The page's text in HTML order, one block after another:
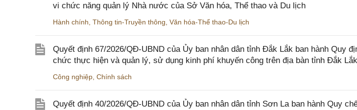
vi chức năng quản lý Nhà nước của Sở Văn hóa, Thể thao và Du lịch
Hành chính, Thông tin-Truyền thông, Văn hóa-Thể thao-Du lịch
Quyết định 67/2026/QĐ-UBND của Ủy ban nhân dân tỉnh Đắk Lắk ban hành Quy
chức thực hiện và quản lý, sử dụng kinh phí khuyến công trên địa bàn tỉnh Đắk Lắk
Công nghiệp, Chính sách
Quyết định 40/2026/QĐ-UBND của Ủy ban nhân dân tỉnh Sơn La ban hành Quy